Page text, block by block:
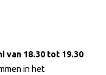
van 18.30 tot 19.30
in het